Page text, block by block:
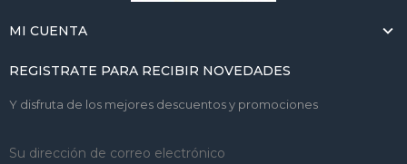
MI CUENTA
REGISTRATE PARA RECIBIR NOVEDADES
Y disfruta de los mejores descuentos y promociones